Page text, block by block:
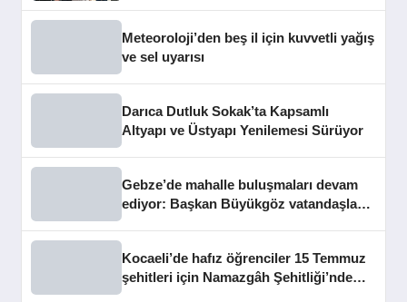
Meteoroloji’den beş il için kuvvetli yağış
ve sel uyarısı
Darıca Dutluk Sokak’ta Kapsamlı
Altyapı ve Üstyapı Yenilemesi Sürüyor
Gebze’de mahalle buluşmaları devam
ediyor: Başkan Büyükgöz vatandaşları
Kocaeli’de hafız öğrenciler 15 Temmuz
şehitleri için Namazgâh Şehitliği’nde